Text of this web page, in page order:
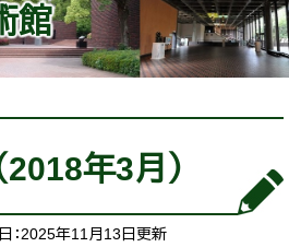
館
年3月）
：2025年11月13日更新